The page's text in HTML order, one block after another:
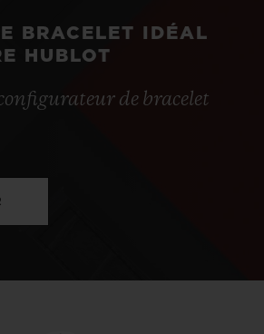
BRACELET IDÉAL
HUBLOT
de bracelet